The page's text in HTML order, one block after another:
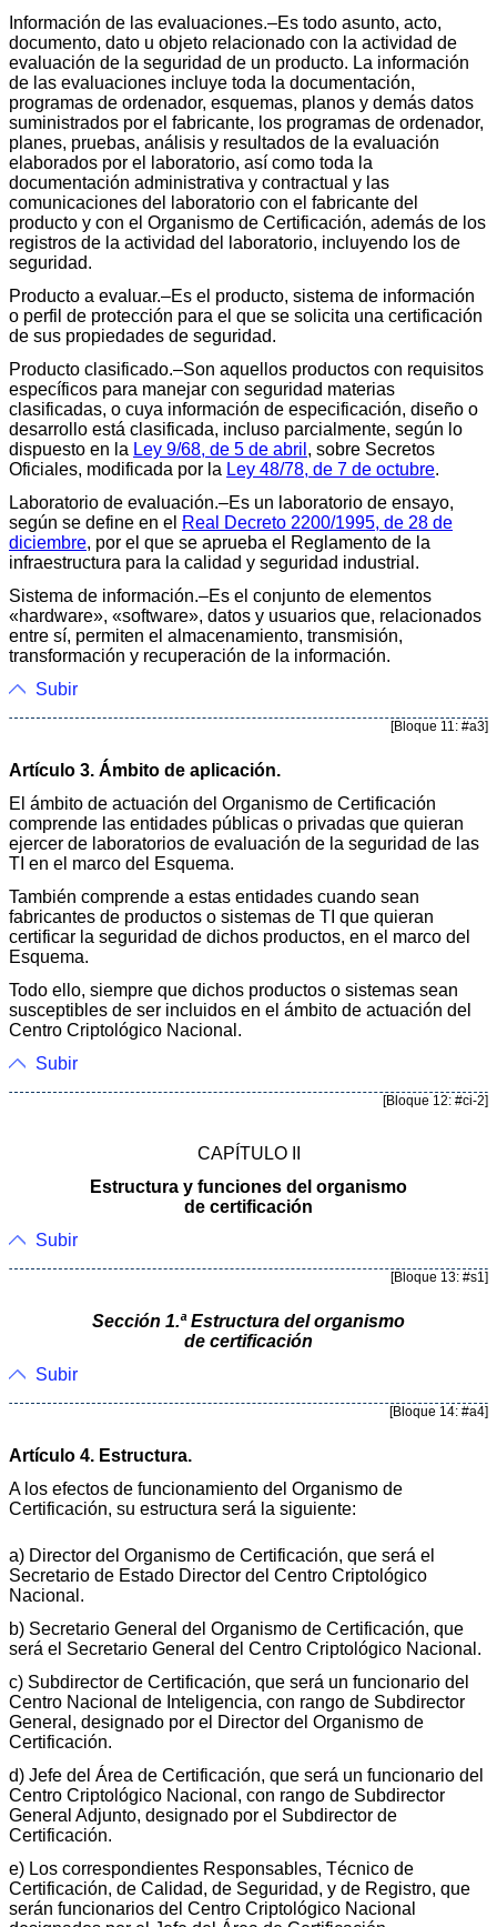
Información de las evaluaciones.–Es todo asunto, acto,
documento, dato u objeto relacionado con la actividad de
evaluación de la seguridad de un producto. La información
de las evaluaciones incluye toda la documentación,
programas de ordenador, esquemas, planos y demás datos
suministrados por el fabricante, los programas de ordenador,
planes, pruebas, análisis y resultados de la evaluación
elaborados por el laboratorio, así como toda la
documentación administrativa y contractual y las
comunicaciones del laboratorio con el fabricante del
producto y con el Organismo de Certificación, además de los
registros de la actividad del laboratorio, incluyendo los de
seguridad.
Producto a evaluar.–Es el producto, sistema de información
o perfil de protección para el que se solicita una certificación
de sus propiedades de seguridad.
Producto clasificado.–Son aquellos productos con requisitos
específicos para manejar con seguridad materias
clasificadas, o cuya información de especificación, diseño o
desarrollo está clasificada, incluso parcialmente, según lo
dispuesto en la Ley 9/68, de 5 de abril , sobre Secretos
Oficiales, modificada por la Ley 48/78, de 7 de octubre.
Laboratorio de evaluación.–Es un laboratorio de ensayo,
según se define en el Real Decreto 2200/1995, de 28 de
diciembre, por el que se aprueba el Reglamento de la
infraestructura para la calidad y seguridad industrial.
Sistema de información.–Es el conjunto de elementos
«hardware», «software», datos y usuarios que, relacionados
entre sí, permiten el almacenamiento, transmisión,
transformación y recuperación de la información.
Subir
[Bloque 11: #a3]
Artículo 3. Ámbito de aplicación.
El ámbito de actuación del Organismo de Certificación
comprende las entidades públicas o privadas que quieran
ejercer de laboratorios de evaluación de la seguridad de las
TI en el marco del Esquema.
También comprende a estas entidades cuando sean
fabricantes de productos o sistemas de TI que quieran
certificar la seguridad de dichos productos, en el marco del
Esquema.
Todo ello, siempre que dichos productos o sistemas sean
susceptibles de ser incluidos en el ámbito de actuación del
Centro Criptológico Nacional.
Subir
[Bloque 12: #ci-2]
CAPÍTULO II
Estructura y funciones del organismo
de certificación
Subir
[Bloque 13: #s1]
Sección 1.ª Estructura del organismo
de certificación
Subir
[Bloque 14: #a4]
Artículo 4. Estructura.
A los efectos de funcionamiento del Organismo de
Certificación, su estructura será la siguiente:
a) Director del Organismo de Certificación, que será el
Secretario de Estado Director del Centro Criptológico
Nacional.
b) Secretario General del Organismo de Certificación, que
será el Secretario General del Centro Criptológico Nacional.
c) Subdirector de Certificación, que será un funcionario del
Centro Nacional de Inteligencia, con rango de Subdirector
General, designado por el Director del Organismo de
Certificación.
d) Jefe del Área de Certificación, que será un funcionario del
Centro Criptológico Nacional, con rango de Subdirector
General Adjunto, designado por el Subdirector de
Certificación.
e) Los correspondientes Responsables, Técnico de
Certificación, de Calidad, de Seguridad, y de Registro, que
serán funcionarios del Centro Criptológico Nacional